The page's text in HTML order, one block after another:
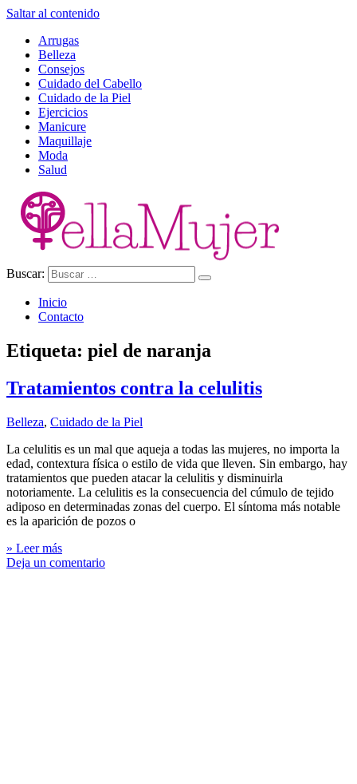
Saltar al contenido
Arrugas
Belleza
Consejos
Cuidado del Cabello
Cuidado de la Piel
Ejercicios
Manicure
Maquillaje
Moda
Salud
Ella Mujer
Buscar:
Inicio
Contacto
Etiqueta: piel de naranja
Tratamientos contra la celulitis
Belleza, Cuidado de la Piel
La celulitis es un mal que aqueja a todas las mujeres, no importa la
edad, contextura física o estilo de vida que lleven. Sin embargo, hay
tratamientos que pueden atacar la celulitis y disminuirla
notoriamente. La celulitis es la consecuencia del cúmulo de tejido
adiposo en determinadas zonas del cuerpo. El síntoma más notable
es la aparición de pozos o
» Leer más
Deja un comentario